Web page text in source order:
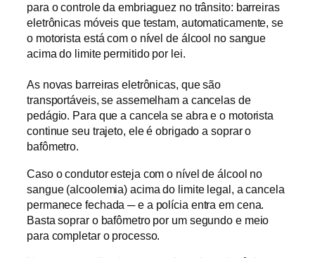
para o controle da embriaguez no trânsito: barreiras
eletrônicas móveis que testam, automaticamente, se
o motorista está com o nível de álcool no sangue
acima do limite permitido por lei.
As novas barreiras eletrônicas, que são
transportáveis, se assemelham a cancelas de
pedágio. Para que a cancela se abra e o motorista
continue seu trajeto, ele é obrigado a soprar o
bafômetro.
Caso o condutor esteja com o nível de álcool no
sangue (alcoolemia) acima do limite legal, a cancela
permanece fechada ─ e a polícia entra em cena.
Basta soprar o bafômetro por um segundo e meio
para completar o processo.